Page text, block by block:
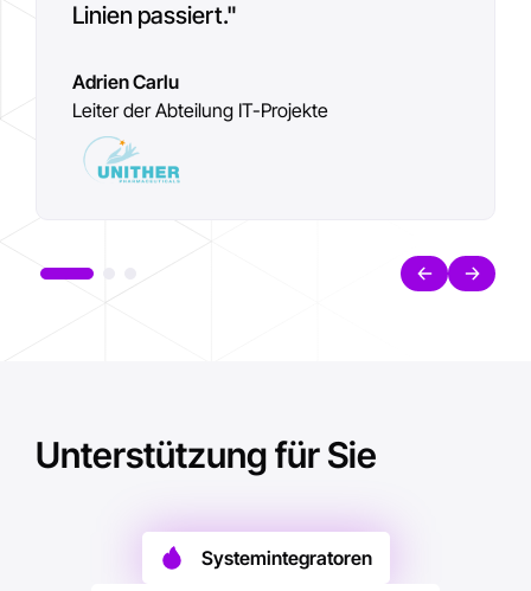
Linien passiert."
Adrien Carlu
Leiter der Abteilung IT-Projekte
OT-Manager
Olivier Lefebvre
Unterstützung für Sie
Systemintegratoren